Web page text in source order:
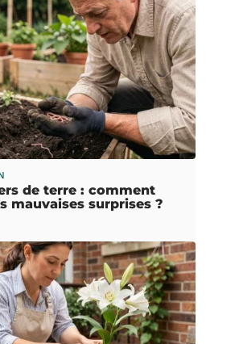
de terre : comment
mauvaises surprises ?